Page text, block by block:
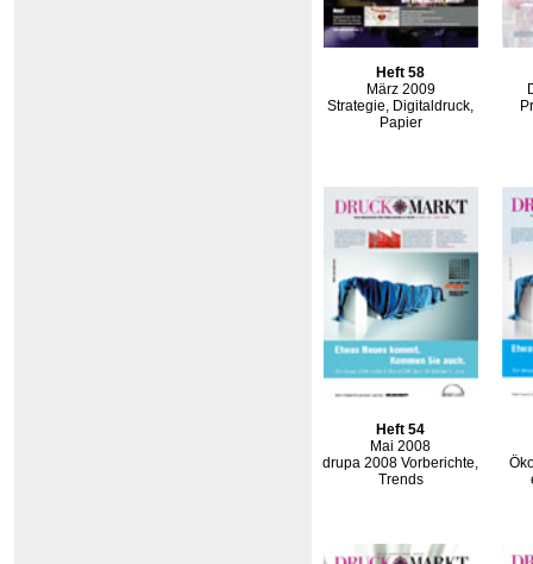
Heft 58
März 2009
Strategie, Digitaldruck,
Papier
Heft 54
Mai 2008
drupa 2008 Vorberichte,
Trends